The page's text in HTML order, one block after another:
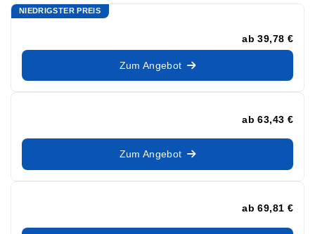
NIEDRIGSTER PREIS
ab 39,78 €
Zum Angebot
ab 63,43 €
Zum Angebot
ab 69,81 €